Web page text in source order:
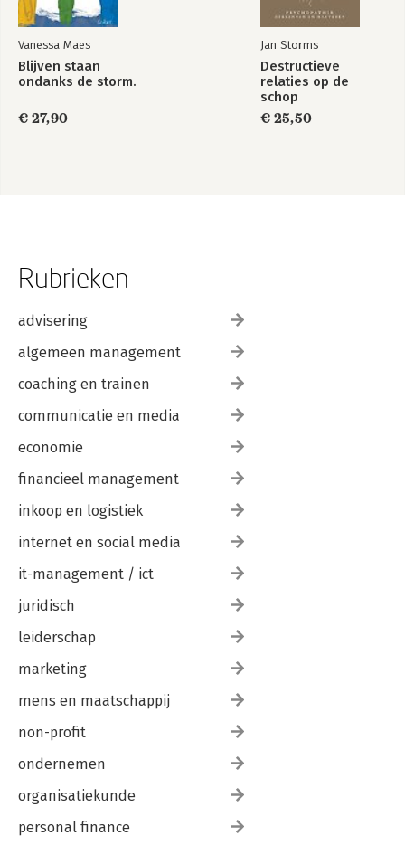
Vanessa Maes
Blijven staan
ondanks de storm.
€ 27,90
Jan Storms
Destructieve
relaties op de
schop
€ 25,50
Rubrieken
advisering
algemeen management
coaching en trainen
communicatie en media
economie
financieel management
inkoop en logistiek
internet en social media
it-management / ict
juridisch
leiderschap
marketing
mens en maatschappij
non-profit
ondernemen
organisatiekunde
personal finance